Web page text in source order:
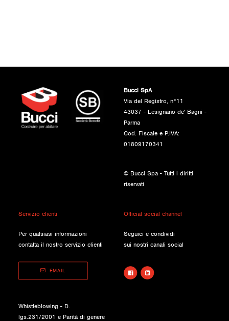
Bucci SpA
Via del Registro, n°11
43037 - Lesignano de' Bagni -
Parma
Cod. Fiscale e P.IVA:
01809170341
© Bucci Spa - Tutti i diritti
riservati
Servizio clienti
Per qualsiasi informazioni
contatta il nostro servizio clienti
EMAIL
Official social channel
Seguici e condividi
sui nostri canali social
Whistleblowing - D.
lgs.231/2001 e Parità di genere